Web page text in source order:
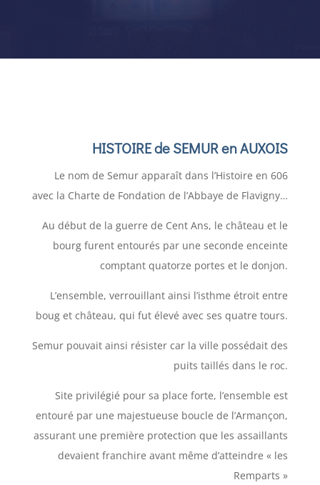
HISTOIRE deSEMUR en AUXOIS
Le nom de Semur apparaît dans l’Histoire en 606
avec la Charte de Fondation de l’Abbaye de Flavigny…
Au début de la guerre de Cent Ans, le château et le
bourg furent entourés par une seconde enceinte
comptant quatorze portes et le donjon.
L’ensemble, verrouillant ainsi l’isthme étroit entre
boug et château, qui fut élevé avec ses quatre tours.
Semur pouvait ainsi résister car la ville possédait des
puits taillés dans le roc.
Site privilégié pour sa place forte, l’ensemble est
entouré par une majestueuse boucle de l’Armançon,
assurant une première protection que les assaillants
devaient franchire avant même d’atteindre « les
Remparts »